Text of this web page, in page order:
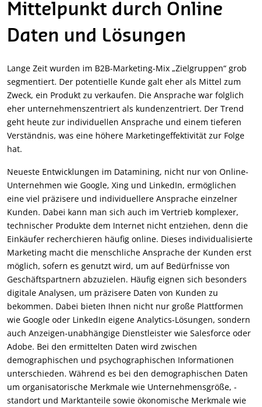
Mittelpunkt durch Online
Daten und Lösungen
Lange Zeit wurden im B2B-Marketing-Mix „Zielgruppen“ grob
segmentiert. Der potentielle Kunde galt eher als Mittel zum
Zweck, ein Produkt zu verkaufen. Die Ansprache war folglich
eher unternehmenszentriert als kundenzentriert. Der Trend
geht heute zur individuellen Ansprache und einem tieferen
Verständnis, was eine höhere Marketingeffektivität zur Folge
hat.
Neueste Entwicklungen im Datamining, nicht nur von Online-
Unternehmen wie Google, Xing und LinkedIn, ermöglichen
eine viel präzisere und individuellere Ansprache einzelner
Kunden. Dabei kann man sich auch im Vertrieb komplexer,
technischer Produkte dem Internet nicht entziehen, denn die
Einkäufer recherchieren häufig online. Dieses individualisierte
Marketing macht die menschliche Ansprache der Kunden erst
möglich, sofern es genutzt wird, um auf Bedürfnisse von
Geschäftspartnern abzuzielen. Häufig eignen sich besonders
digitale Analysen, um präzisere Daten von Kunden zu
bekommen. Dabei bieten Ihnen nicht nur große Plattformen
wie Google oder LinkedIn eigene Analytics-Lösungen, sondern
auch Anzeigen-unabhängige Dienstleister wie Salesforce oder
Adobe. Bei den ermittelten Daten wird zwischen
demographischen und psychographischen Informationen
unterschieden. Während es bei den demographischen Daten
um organisatorische Merkmale wie Unternehmensgröße, -
standort und Marktanteile sowie ökonomische Merkmale wie